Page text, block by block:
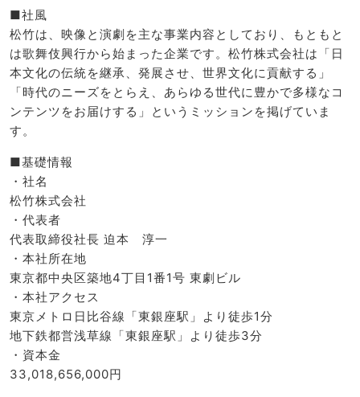
■社風
松竹は、映像と演劇を主な事業内容としており、もともと
は歌舞伎興行から始まった企業です。松竹株式会社は「日
本文化の伝統を継承、発展させ、世界文化に貢献する」
「時代のニーズをとらえ、あらゆる世代に豊かで多様なコ
ンテンツをお届けする」というミッションを掲げていま
す。
■基礎情報
・社名
松竹株式会社
・代表者
代表取締役社長 迫本 淳一
・本社所在地
東京都中央区築地4丁目1番1号 東劇ビル
・本社アクセス
東京メトロ日比谷線「東銀座駅」より徒歩1分
地下鉄都営浅草線「東銀座駅」より徒歩3分
・資本金
33,018,656,000円